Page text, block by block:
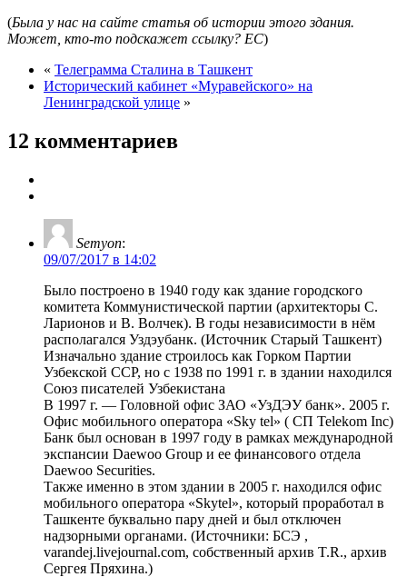
(Была у нас на сайте статья об истории этого здания.
Может, кто-то подскажет ссылку? ЕС)
« Телеграмма Сталина в Ташкент
Исторический кабинет «Муравейского» на
Ленинградской улице »
12 комментариев
Semyon:
09/07/2017 в 14:02
Было построено в 1940 году как здание городского
комитета Коммунистической партии (архитекторы С.
Ларионов и В. Волчек). В годы независимости в нём
располагался Уздэубанк. (Источник Старый Ташкент)
Изначально здание строилось как Горком Партии
Узбекской ССР, но с 1938 по 1991 г. в здании находился
Союз писателей Узбекистана
В 1997 г. — Головной офис ЗАО «УзДЭУ банк». 2005 г.
Офис мобильного оператора «Sky tel» ( СП Telekom Inc)
Банк был основан в 1997 году в рамках международной
экспансии Daewoo Group и ее финансового отдела
Daewoo Securities.
Также именно в этом здании в 2005 г. находился офис
мобильного оператора «Skytel», который проработал в
Ташкенте буквально пару дней и был отключен
надзорными органами. (Источники: БСЭ ,
varandej.livejournal.com, собственный архив T.R., архив
Сергея Пряхина.)